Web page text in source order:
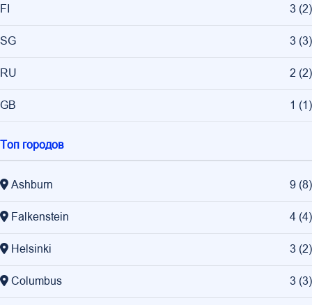
FI 3 (2)
SG 3 (3)
RU 2 (2)
GB 1 (1)
Топ городов
Ashburn 9 (8)
Falkenstein 4 (4)
Helsinki 3 (2)
Columbus 3 (3)